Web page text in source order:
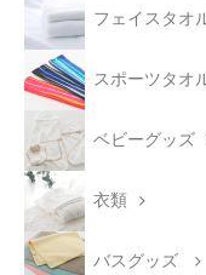
フェイスタオ
スポーツタオ
ベビーグッズ
衣類
バスグッズ